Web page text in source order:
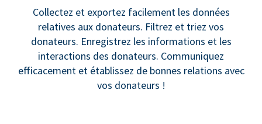
Collectez et exportez facilement les données
relatives aux donateurs. Filtrez et triez vos
donateurs. Enregistrez les informations et les
interactions des donateurs. Communiquez
efficacement et établissez de bonnes relations avec
vos donateurs !